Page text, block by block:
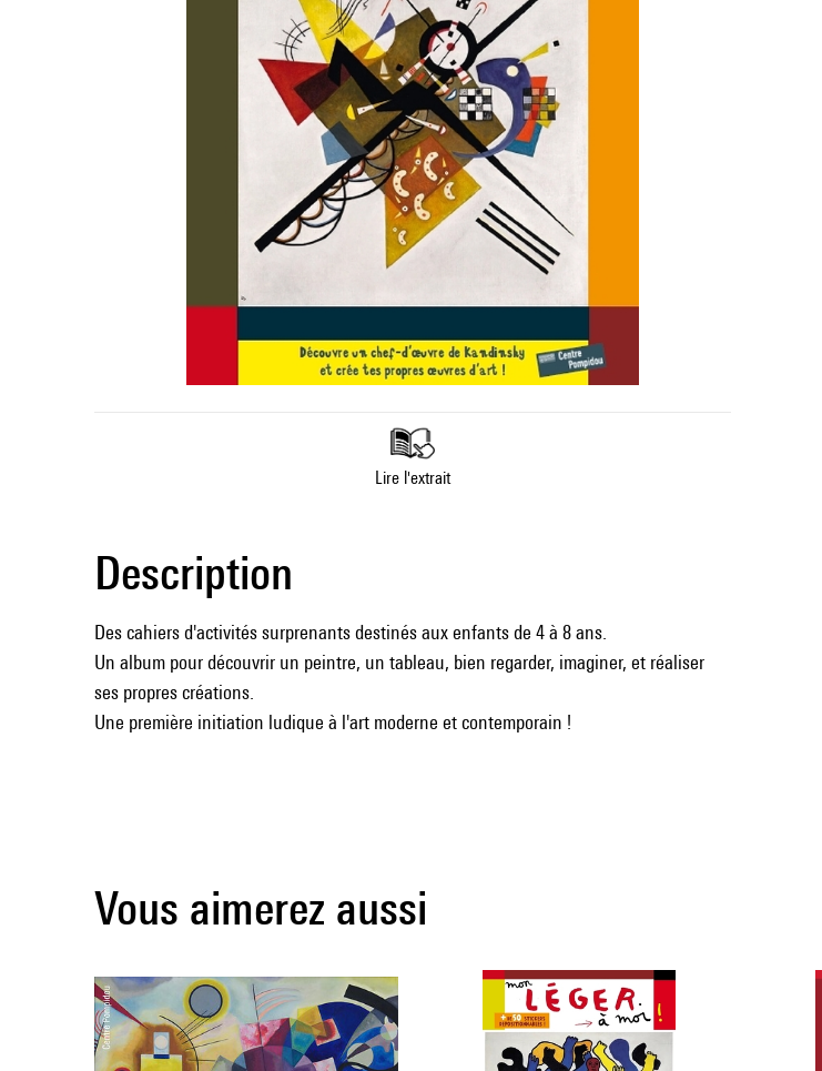
Lire l'extrait
Description
Des cahiers d'activités surprenants destinés aux enfants de 4 à 8 ans.
Un album pour découvrir un peintre, un tableau, bien regarder, imaginer, et réaliser
ses propres créations.
Une première initiation ludique à l'art moderne et contemporain !
Vous aimerez aussi